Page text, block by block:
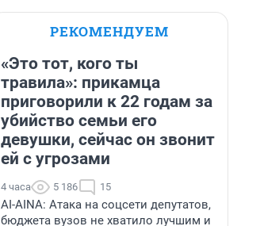
РЕКОМЕНДУЕМ
«Это тот, кого ты
травила»: прикамца
приговорили к 22 годам за
убийство семьи его
девушки, сейчас он звонит
ей с угрозами
4 часа 5 186 15
AI-AINA: Атака на соцсети депутатов,
бюджета вузов не хватило лучшим и